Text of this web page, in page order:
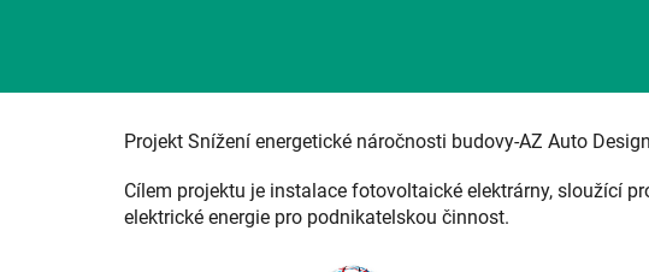
Projekt Snížení energetické náročnosti budovy-AZ Auto
Cílem projektu je instalace fotovoltaické elektrárny, sloužící
elektrické energie pro podnikatelskou činnost.